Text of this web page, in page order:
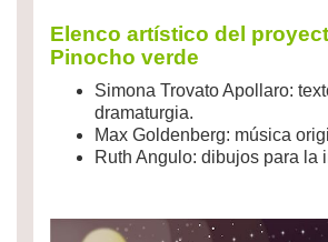
Elenco artístico del
Pinocho verde
Simona Trovato Apollaro:
dramaturgia.
Max Goldenberg: música
Ruth Angulo: dibujos para la